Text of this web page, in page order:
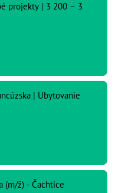
projekty | 3 200 – 3
| Ubytovanie
(m/ž) - Čachtice